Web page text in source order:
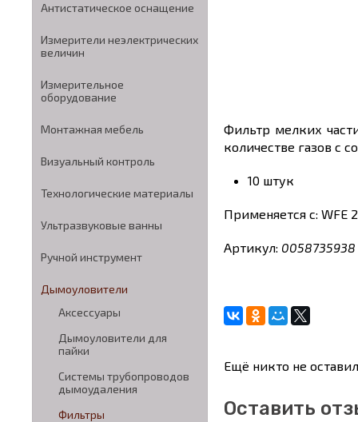
Антистатическое оснащение
Измерители неэлектрических
величин
Измерительное
оборудование
Монтажная мебель
Визуальный контроль
Технологические материалы
Ультразвуковые ванны
Ручной инструмент
Дымоуловители
Аксессуары
Дымоуловители для
пайки
Системы трубопроводов
дымоудаления
Фильтры
Фильтр мелких
количестве газов с
10 штук
Применяется с: WFE
Артикул: 0058735938
Ещё никто не
Оставить